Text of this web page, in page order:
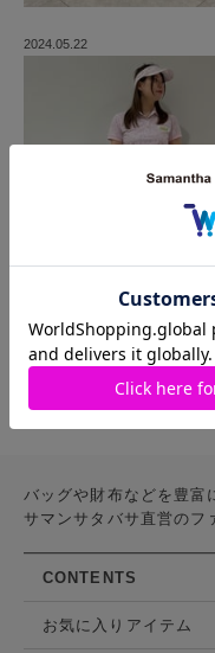
2024.05.22
バッグや財布などを豊富
サマンサタバサ直営のフ
CONTENTS
お気に入りアイテム